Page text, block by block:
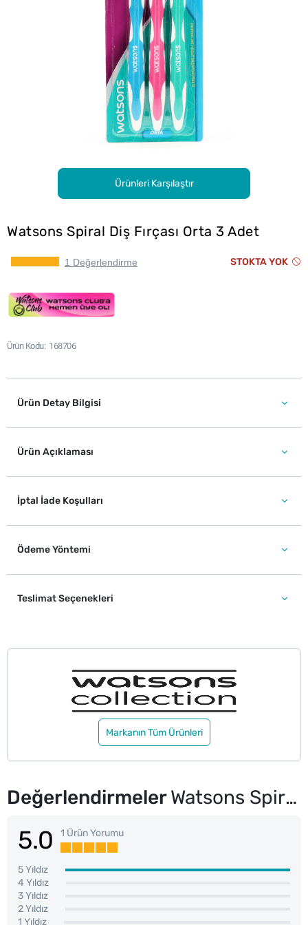
Ürünleri Karşılaştır
Watsons Spiral Diş Fırçası Orta 3 Adet
1 Değerlendirme STOKTA YOK
Ürün Kodu 168706
Ürün Detay Bilgisi
Ürün Açıklaması
İptal İade Koşulları
Ödeme Yöntemi
Teslimat Seçenekleri
Markanın Tüm Ürünleri
DeğerlendirmelerWatsons Spiral Diş Fırçası Orta 3 Adet
5.0 1 Ürün Yorumu
5 Yıldız
4 Yıldız
3 Yıldız
2 Yıldız
1 Yıldız